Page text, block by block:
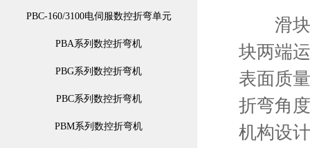
PBC-160/3100电伺服数控折弯单元
PBA系列数控折弯机
PBG系列数控折弯机
PBC系列数控折弯机
PBM系列数控折弯机
滑块
块两端
表面质
折弯角
机构设